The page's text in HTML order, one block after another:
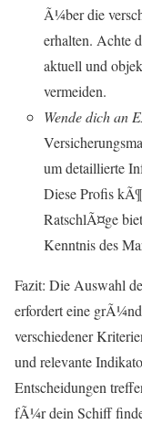
Ã¼ber die
erhalten. Achte
aktuell und
vermeiden.
Wende dich an
um detaillierte
Diese Profis
RatschlÃ¤ge
Kenntnis des
Fazit: Die Auswahl
erfordert eine
verschiedener
und relevante
Entscheidungen
fÃ¼r dein Schiff